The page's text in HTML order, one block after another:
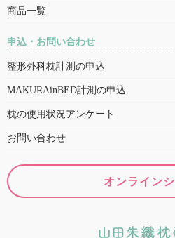
商品一覧
申込・お問い合わせ
整形外科枕計測の申込
MAKURAinBED計測の申込
枕の使用状況アンケート
お問い合わせ
オンライン